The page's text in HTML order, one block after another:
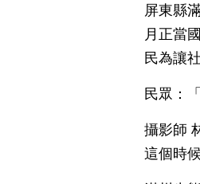
屏東縣
月正當
民為讓
民眾：
攝影師
這個時